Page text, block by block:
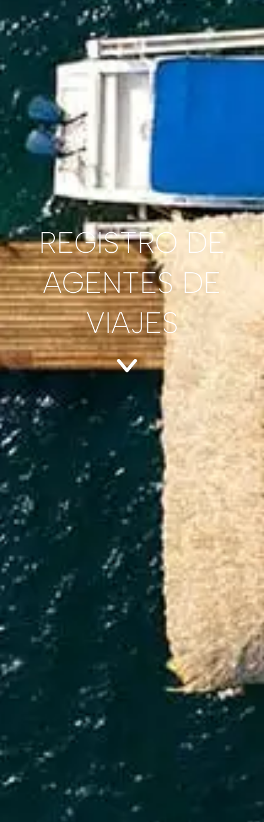
REGISTRO DE
AGENTES DE
VIAJES